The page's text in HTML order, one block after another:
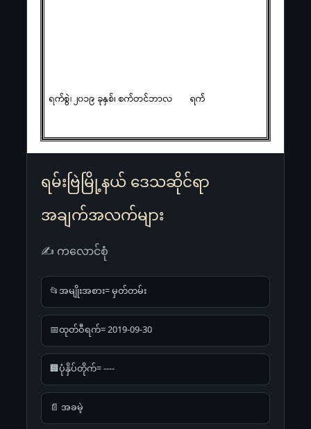
ရမ်းဗြဲမြို့နယ် ဒေသဆိုင်ရာ
အချက်အလက်များ
✍ ကလောင်စုံ
📂အမျိုးအစား= မှတ်တမ်း
📅ထုတ်ဝီရက်= 2019-09-30
🏢ပုံနှိပ်တိုက်= ----
📄 အခမဲ့